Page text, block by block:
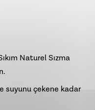
Naturel Sızma
suyunu çekene kadar